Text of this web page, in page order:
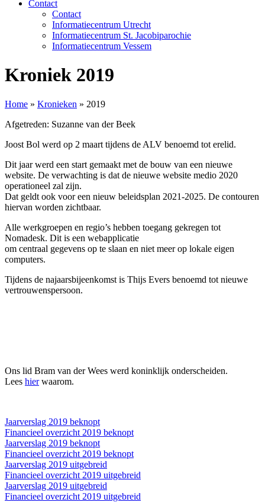
Contact
Contact
Informatiecentrum Utrecht
Informatiecentrum St. Jacobiparochie
Informatiecentrum Vessem
Kroniek 2019
Home » Kronieken » 2019
Afgetreden: Suzanne van der Beek
Joost Bol werd op 2 maart tijdens de ALV benoemd tot erelid.
Dit jaar werd een start gemaakt met de bouw van een nieuwe
website. De verwachting is dat de nieuwe website medio 2020
operationeel zal zijn.
Dat geldt ook voor een nieuw beleidsplan 2021-2025. De contouren
hiervan worden zichtbaar.
Alle werkgroepen en regio’s hebben toegang gekregen tot
Nomadesk. Dit is een webapplicatie
om centraal gegevens op te slaan en niet meer op lokale eigen
computers.
Tijdens de najaarsbijeenkomst is Thijs Evers benoemd tot nieuwe
vertrouwenspersoon.
Ons lid Bram van der Wees werd koninklijk onderscheiden.
Lees hierwaarom.
Jaarverslag 2019 beknopt
Financieel overzicht 2019 beknopt
Jaarverslag 2019 beknopt
Financieel overzicht 2019 beknopt
Jaarverslag 2019 uitgebreid
Financieel overzicht 2019 uitgebreid
Jaarverslag 2019 uitgebreid
Financieel overzicht 2019 uitgebreid